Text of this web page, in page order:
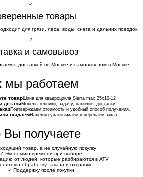
✓
товары
для грязи, леса, воды, снега и дальних поездок.
↗
и самовывоз
с доставкой по Москве и самовывозом в Москве.
мы работаем
товарШина для квадроцикла Sierra max 25x10-12
деталиМодель техники, задачу, наличие, доставку.
Подтверждаем стоимость и удобный способ получения.
выдаёмНадёжно упаковываем и передаём заказ.
Вы получаете
товар, а не случайную покупку
✓ Экономию времени при выборе
от людей, которые разбираются в ATV
обработку заказа и отправку
✓ Поддержку после покупки